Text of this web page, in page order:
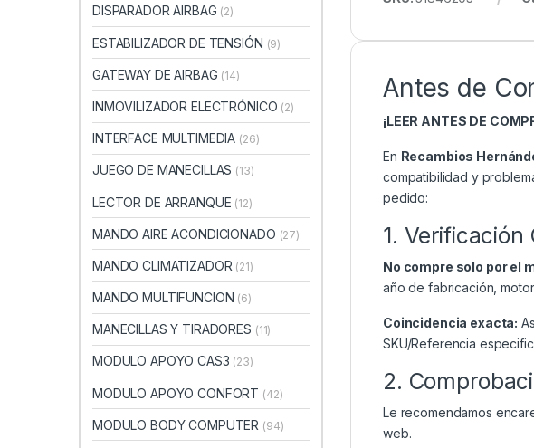
Antes de
¡LEER ANTES DE
En Recambios
compatibilidad y
pedido:
1. Verificación
No compre solo por el
año de fabricación,
Coincidencia exacta:
SKU/Referencia
2.
Le recomendamos
web.
DISPARADOR AIRBAG (2)
ESTABILIZADOR DE TENSIÓN (9)
GATEWAY DE AIRBAG (14)
INMOVILIZADOR ELECTRÓNICO (2)
INTERFACE MULTIMEDIA (26)
JUEGO DE MANECILLAS (13)
LECTOR DE ARRANQUE (12)
MANDO AIRE ACONDICIONADO (27)
MANDO CLIMATIZADOR (21)
MANDO MULTIFUNCION (6)
MANECILLAS Y TIRADORES (11)
MODULO APOYO CAS3 (23)
MODULO APOYO CONFORT (42)
MODULO BODY COMPUTER (94)